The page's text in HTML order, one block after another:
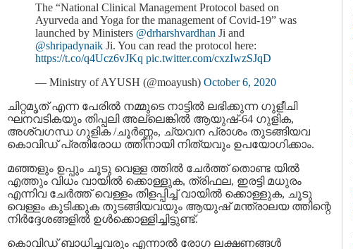
The “National Clinical Management Protocol based on
Ayurveda and Yoga for the management of Covid-19” was
launched by Ministers @drharshvardhan Ji and
@shripadynaik Ji. You can read the protocol here:
https://t.co/q4Ucz6vJKq pic.twitter.com/cxzIwzSJqD
— Ministry of AYUSH (@moayush) October 6, 2020
ചിറ്റമൃത് എന്ന പേരില്‍ നമ്മുടെ നാട്ടില്‍ ലഭിക്കുന്ന ഗുളീചി
ഘനവടികയും തിപ്പലി അല്ലെങ്കിൽ ആയുഷ്-64 ഗുളിക,
അശ്വഗന്ധ ഗുളിക /ചൂര്‍ണ്ണം, ച്യവന പ്രാശം തുടങ്ങിയവ
കൊവിഡ് പ്രതിരോധ ത്തിനായി നിത്യവും ഉപയോഗിക്കാം.
മഞ്ഞളും ഉപ്പും ചൂടു വെള്ള ത്തിൽ ചേർത്ത് തൊണ്ട യിൽ
എത്തും വിധം വായിൽ ക്കൊള്ളുക, ത്രിഫല, ഇരട്ടി മധുരം
എന്നിവ ചേർത്ത് വെള്ളം തിളപ്പിച്ച് വായിൽ ക്കൊള്ളുക, ചൂടു
വെള്ളം കുടിക്കുക തുടങ്ങിയവയും ആയുഷ് മന്ത്രാലയ ത്തിന്റെ
നിര്‍ദ്ദേശങ്ങളില്‍ ഉള്‍ക്കൊള്ളിച്ചിട്ടുണ്ട്.
കൊവിഡ് ബാധിച്ചവരും എന്നാല്‍ രോഗ ലക്ഷണങ്ങള്‍